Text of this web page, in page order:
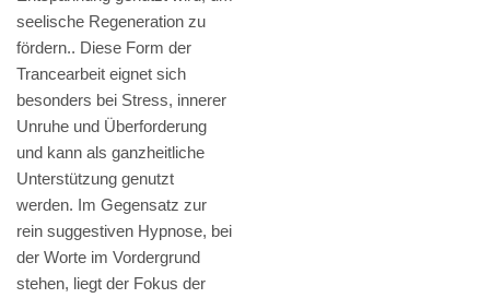
seelische Regeneration zu
fördern.. Diese Form der
Trancearbeit eignet sich
besonders bei Stress, innerer
Unruhe und Überforderung
und kann als ganzheitliche
Unterstützung genutzt
werden. Im Gegensatz zur
rein suggestiven Hypnose, bei
der Worte im Vordergrund
stehen, liegt der Fokus der